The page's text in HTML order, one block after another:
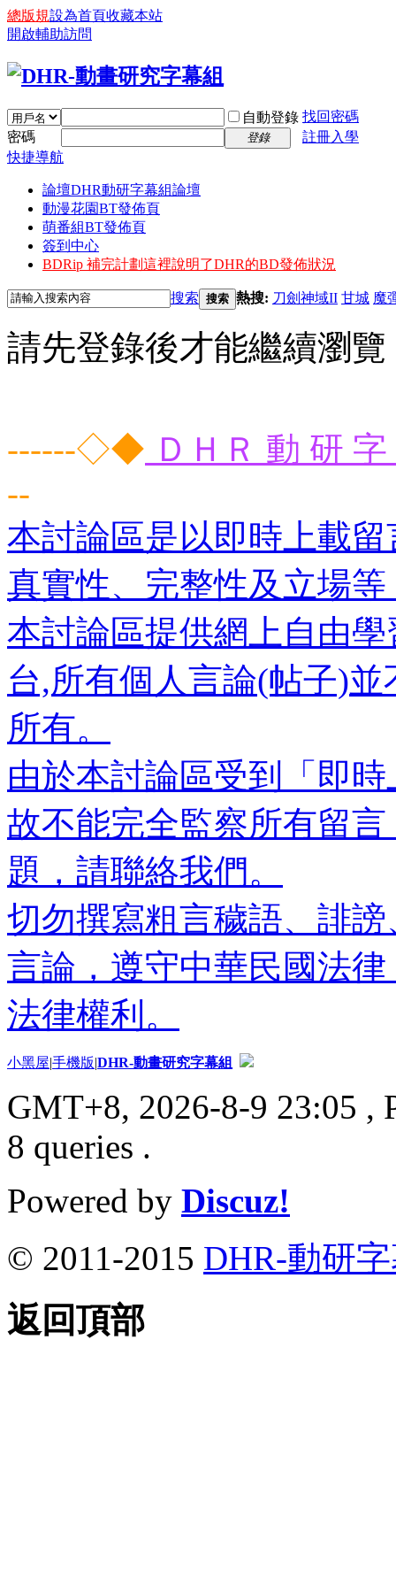
總版規設為首頁收藏本站
開啟輔助訪問
自動登錄 找回密碼
密碼
登錄
註冊入學
快捷導航
論壇DHR動研字幕組論壇
動漫花園BT發佈頁
萌番組BT發佈頁
簽到中心
BDRip 補完計劃這裡說明了DHR的BD發佈狀況
搜索 搜索 熱搜: 刀劍神域II 甘城 魔
請先登錄後才能繼續瀏覽
------◇◆ ＤＨＲ 動 研
--
本討論區是以即時上載
真實性、完整性及立場
本討論區提供網上自由
台,所有個人言論(帖子)
所有。
由於本討論區受到「即
故不能完全監察所有留
題，請聯絡我們。
切勿撰寫粗言穢語、誹
言論，遵守中華民國法
法律權利。
小黑屋|手機版|DHR-動畫研究字幕組
GMT+8, 2026-8-9 23:05 ,
8 queries .
Powered by Discuz!
© 2011-2015 DHR-動研
返回頂部